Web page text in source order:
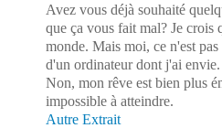
Avez vous déjà souhaité
que ça vous fait mal? Je crois
monde. Mais moi, ce n'est
d'un ordinateur dont j'ai
Non, mon rêve est bien plus
impossible à atteindre.
Autre Extrait